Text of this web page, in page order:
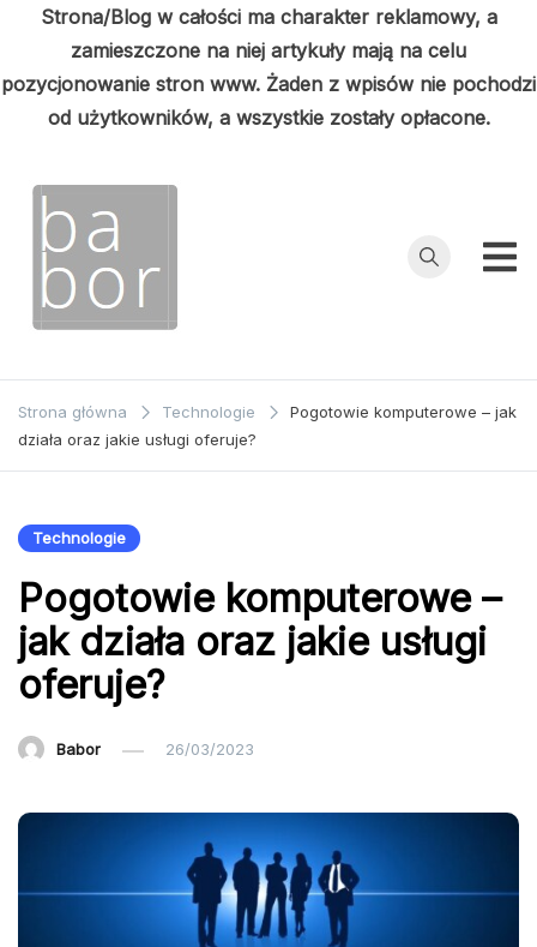
Strona/Blog w całości ma charakter reklamowy, a
zamieszczone na niej artykuły mają na celu
pozycjonowanie stron www. Żaden z wpisów nie pochodzi
od użytkowników, a wszystkie zostały opłacone.
treści
Babor
Strona główna Technologie
Pogotowie komputerowe – jak
działa oraz jakie usługi oferuje?
Technologie
Pogotowie komputerowe –
jak działa oraz jakie usługi
oferuje?
Babor 26/03/2023